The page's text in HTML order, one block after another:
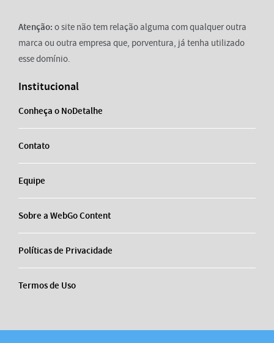
Atenção: o site não tem relação alguma com qualquer outra
marca ou outra empresa que, porventura, já tenha utilizado
esse domínio.
Institucional
Conheça o NoDetalhe
Contato
Equipe
Sobre a WebGo Content
Políticas de Privacidade
Termos de Uso